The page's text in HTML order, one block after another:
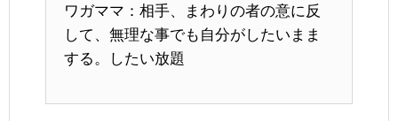
ワガママ：相手、まわりの者の意に反
して、無理な事でも自分がしたいまま
する。したい放題